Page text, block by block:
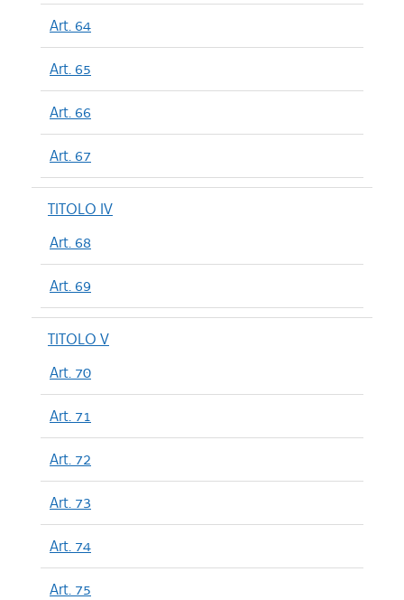
Art. 64
Art. 65
Art. 66
Art. 67
TITOLO IV
Art. 68
Art. 69
TITOLO V
Art. 70
Art. 71
Art. 72
Art. 73
Art. 74
Art. 75